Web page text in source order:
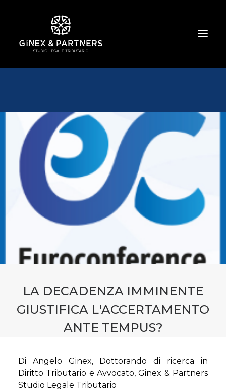
CHI SIAMO
TRIBUTARIO E PENALE TRIBUTARIO
GESTIONE E PROTEZIONE DEL PATRIMONIO
SOCIETARIO E CONTRATTUALISTICA
COMMERCIO INTERNAZIONALE
BANCARIO E FINANZIARIO
NEWS ED EVENTI
LA DECADENZA IMMINENTE
GIUSTIFICA L'ACCERTAMENTO
ANTE TEMPUS?
Di Angelo Ginex, Dottorando di ricerca in
Diritto Tributario e Avvocato, Ginex & Partners
Studio Legale Tributario